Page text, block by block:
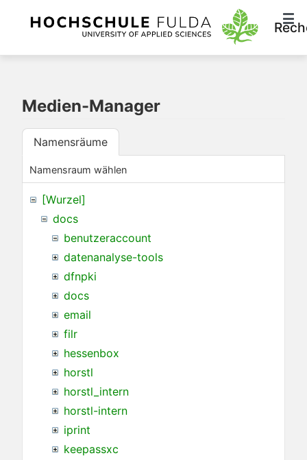
Medien-Manager
Namensräume
Namensraum wählen
[Wurzel]
docs
benutzeraccount
datenanalyse-tools
dfnpki
docs
email
filr
hessenbox
horstl
horstl_intern
horstl-intern
iprint
keepassxc